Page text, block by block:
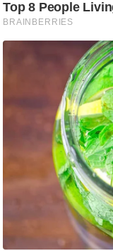
स
मं
त्रा
श
रा
नी